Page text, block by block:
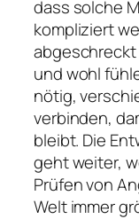
dass solche
kompliziert
und wohl
nötig,
verbinden,
bleibt. Die
geht weiter,
Prüfen von
Welt immer